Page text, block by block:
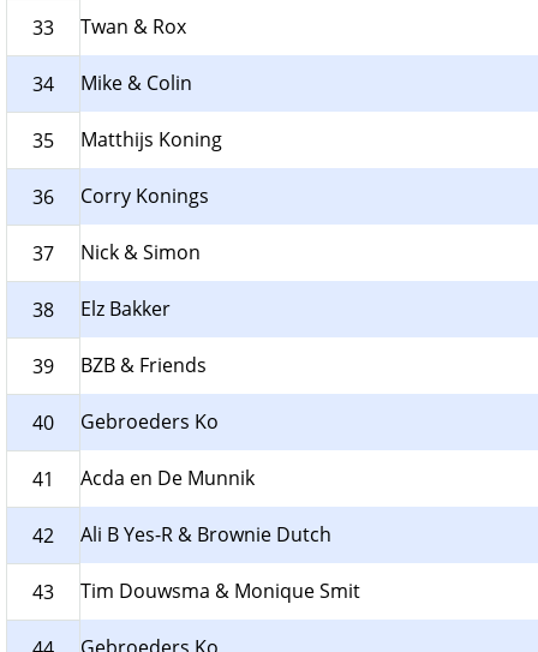
33 Twan & Rox
34 Mike & Colin
35 Matthijs Koning
36 Corry Konings
37 Nick & Simon
38 Elz Bakker
39 BZB & Friends
40 Gebroeders Ko
41 Acda en De Munnik
42 Ali B Yes-R & Brownie Dutch
43 Tim Douwsma & Monique Smit